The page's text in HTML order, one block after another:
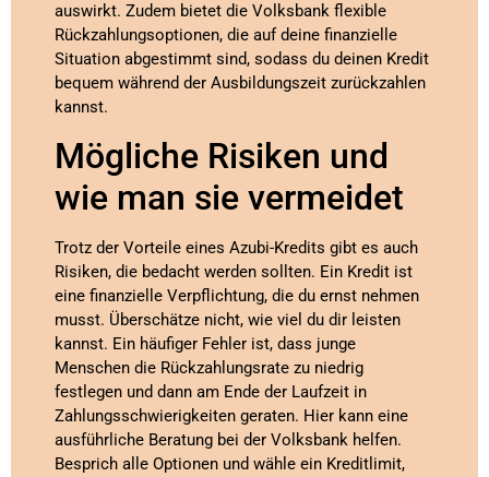
auswirkt. Zudem bietet die Volksbank flexible
Rückzahlungsoptionen, die auf deine finanzielle
Situation abgestimmt sind, sodass du deinen Kredit
bequem während der Ausbildungszeit zurückzahlen
kannst.
Mögliche Risiken und
wie man sie vermeidet
Trotz der Vorteile eines Azubi-Kredits gibt es auch
Risiken, die bedacht werden sollten. Ein Kredit ist
eine finanzielle Verpflichtung, die du ernst nehmen
musst. Überschätze nicht, wie viel du dir leisten
kannst. Ein häufiger Fehler ist, dass junge
Menschen die Rückzahlungsrate zu niedrig
festlegen und dann am Ende der Laufzeit in
Zahlungsschwierigkeiten geraten. Hier kann eine
ausführliche Beratung bei der Volksbank helfen.
Besprich alle Optionen und wähle ein Kreditlimit,